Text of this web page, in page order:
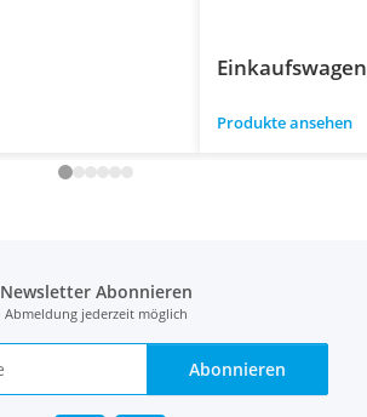
Einkaufswagen
Produkte ansehen
Newsletter Abonnieren
Abmeldung jederzeit möglich
Abonnieren